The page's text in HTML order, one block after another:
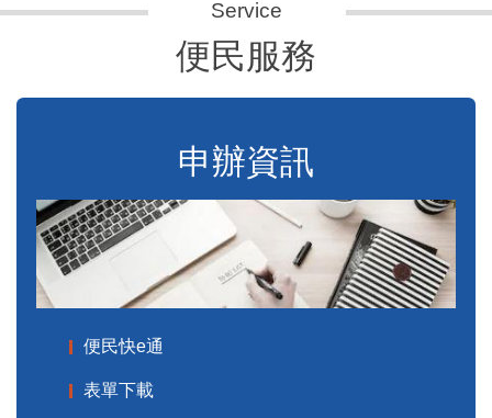
便民服務
申辦資訊
便民快e通
表單下載